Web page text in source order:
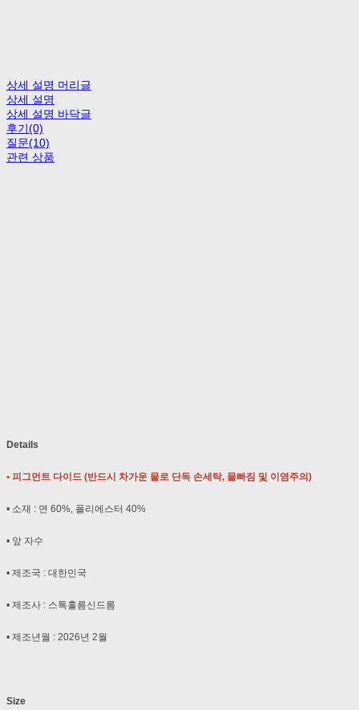
상세 설명 머리글
상세 설명
상세 설명 바닥글
후기(0)
질문(10)
관련 상품
Details
• 피그먼트 다이드 (반드시 차가운 물로 단독 손세탁, 물빠짐 및 이염주의)
• 소재 : 면 60%, 폴리에스터 40%
• 앞 자수
• 제조국 : 대한민국
• 제조사 : 스톡홀름신드롬
• 제조년월 : 2026년 2월
Size